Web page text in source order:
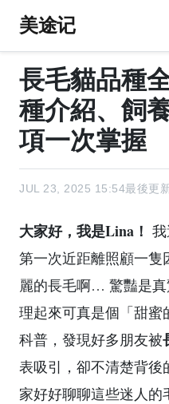
美途记
長毛貓品種
種介紹、飼
項一次掌握
JUL 23, 2025 15:54最後更
大家好，我是Lina！
第一次近距離照顧一
麗的長毛啊… 驚豔是
理起來可真是個「甜蜜
科普，發現好多朋友被
表吸引，卻不清楚背後
家好好聊聊這些迷人